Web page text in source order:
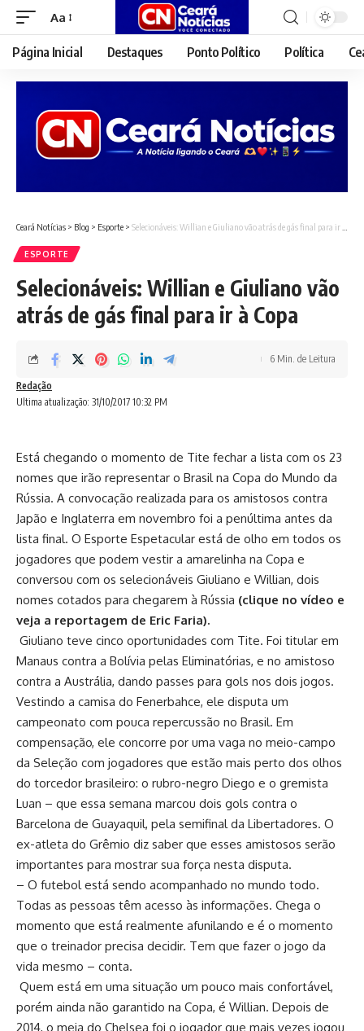
Font
Resizer
Aa
Página Inicial Destaques Ponto Político Política
Ceará Notícias > Blog > Esporte > Selecionáveis: Willian e Giuliano vão atrás de gás final para ir à Copa
ESPORTE
Selecionáveis: Willian e Giuliano vão
atrás de gás final para ir à Copa
Ultima atualização: 31/10/2017 10:32 PM
Redação
6 Min. de Leitura
Está chegando o momento de Tite fechar a lista com os 23
nomes que irão representar o Brasil na Copa do Mundo da
Rússia. A convocação realizada para os amistosos contra
Japão e Inglaterra em novembro foi a penúltima antes da
lista final. O Esporte Espetacular está de olho em todos os
jogadores que podem vestir a amarelinha na Copa e
conversou com os selecionáveis Giuliano e Willian, dois
nomes cotados para chegarem à Rússia (clique no vídeo e
veja a reportagem de Eric Faria).
Giuliano teve cinco oportunidades com Tite. Foi titular em
Manaus contra a Bolívia pelas Eliminatórias, e no amistoso
contra a Austrália, dando passes para gols nos dois jogos.
Vestindo a camisa do Fenerbahce, ele disputa um
campeonato com pouca repercussão no Brasil. Em
compensação, ele concorre por uma vaga no meio-campo
da Seleção com jogadores que estão mais perto dos olhos
do torcedor brasileiro: o rubro-negro Diego e o gremista
Luan – que essa semana marcou dois gols contra o
Barcelona de Guayaquil, pela semifinal da Libertadores. O
ex-atleta do Grêmio diz saber que esses amistosos serão
importantes para mostrar sua força nesta disputa.
– O futebol está sendo acompanhado no mundo todo.
Todas as pessoas têm acesso às informações. Chega o
momento que está realmente afunilando e é o momento
que o treinador precisa decidir. Tem que fazer o jogo da
vida mesmo – conta.
Quem está em uma situação um pouco mais confortável,
porém ainda não garantido na Copa, é Willian. Depois de
2014, o meia do Chelsea foi o jogador que mais vezes jogou